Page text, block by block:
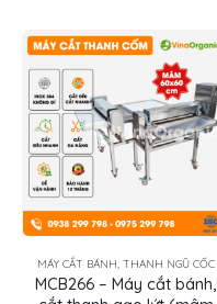
MÁY CẮT BÁNH, THANH NGŨ CỐC
MCB266 – Máy cắt bánh,